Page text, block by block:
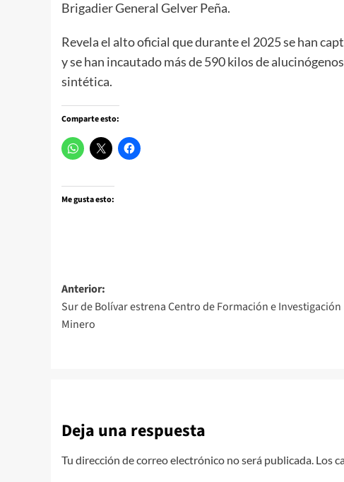
Brigadier General Gelver Peña.
Revela el alto oficial que durante el 2025 se han
y se han incautado más de 590 kilos de
sintética.
Comparte esto:
Me gusta esto:
Navegación
de
entradas
Anterior:
Sur de Bolívar estrena Centro de Formación e Investigación
Minero
Deja una respuesta
Tu dirección de correo electrónico no será publicada. Los